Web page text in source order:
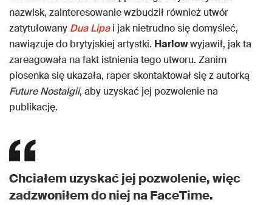
nazwisk, zainteresowanie wzbudził również utwór
zatytułowany Dua Lipai jak nietrudno się domyśleć,
nawiązuje do brytyjskiej artystki. Harlowwyjawił, jak ta
zareagowała na fakt istnienia tego utworu. Zanim
piosenka się ukazała, raper skontaktował się z autorką
Future Nostalgii, aby uzyskać jej pozwolenie na
publikację.
Chciałem uzyskać jej pozwolenie, więc
zadzwoniłem do niej na FaceTime.